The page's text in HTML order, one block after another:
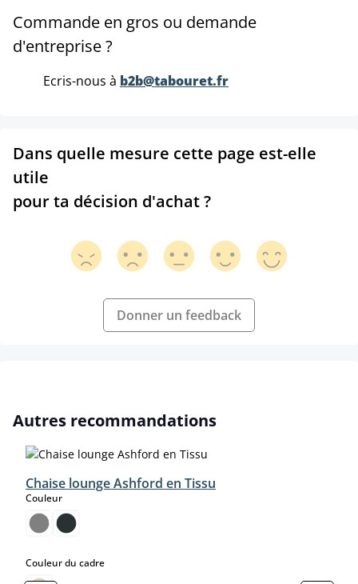
Commande en gros ou demande
d'entreprise ?
Ecris-nous à b2b@tabouret.fr
Dans quelle mesure cette page est-elle
utile
pour ta décision d'achat ?
Donner un feedback
Ignorer la galerie de produits
Autres recommandations
Chaise lounge Ashford en Tissu
Couleurselect
Couleur du cadreselect